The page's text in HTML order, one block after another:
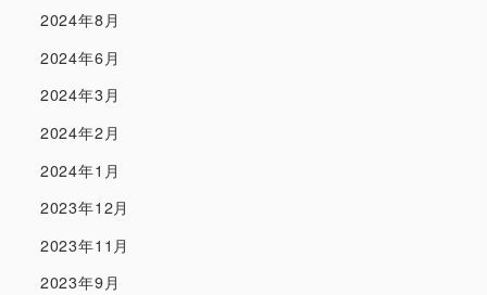
2024年8月
2024年6月
2024年3月
2024年2月
2024年1月
2023年12月
2023年11月
2023年9月